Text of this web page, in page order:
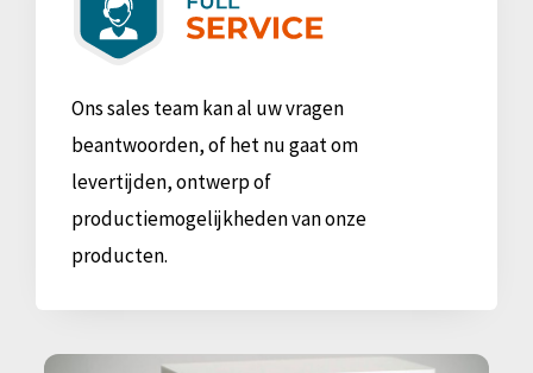
Ons sales team kan al uw vragen
beantwoorden, of het nu gaat om
levertijden, ontwerp of
productiemogelijkheden van onze
producten.